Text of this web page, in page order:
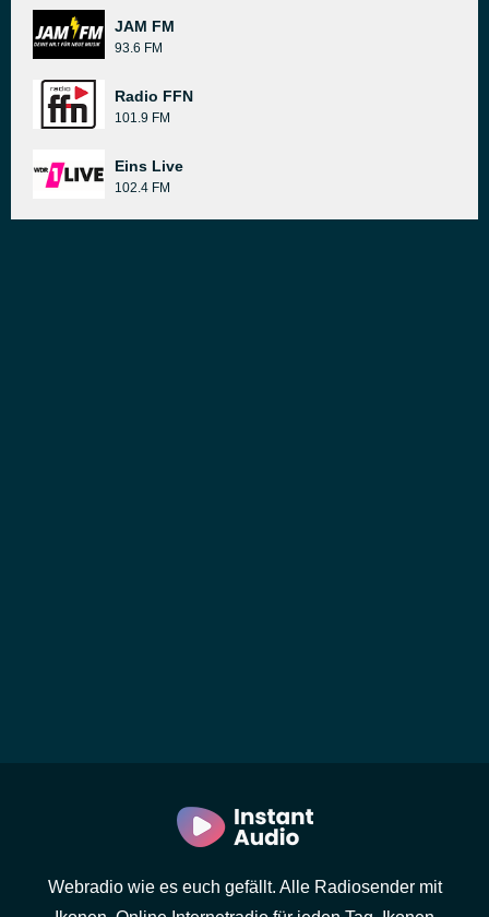
JAM FM
93.6 FM
Radio FFN
101.9 FM
Eins Live
102.4 FM
Webradio wie es euch gefällt. Alle Radiosender mit